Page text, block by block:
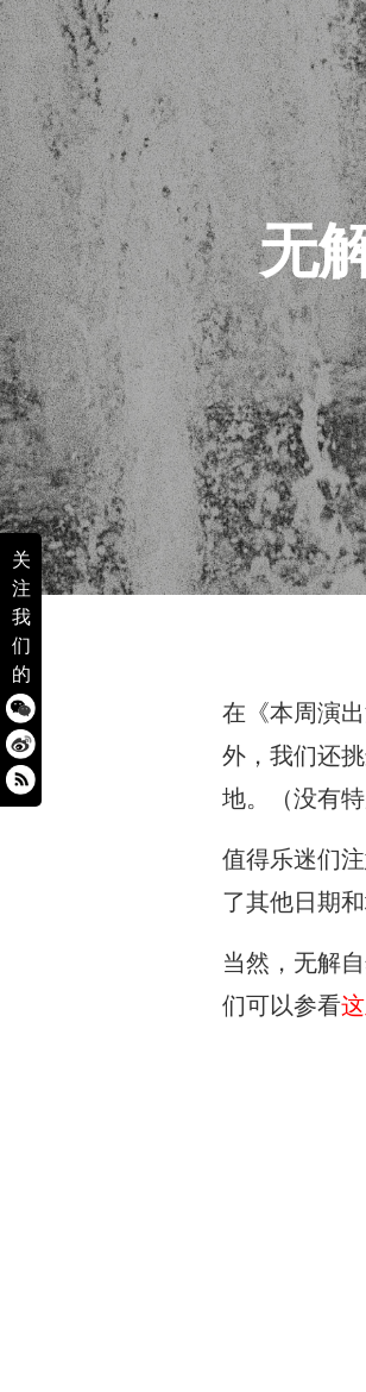
关
注
我
们
的
无
在《本周演
外，我们还
地。（没有
值得乐迷们
了其他日期
当然，无解
们可以参看